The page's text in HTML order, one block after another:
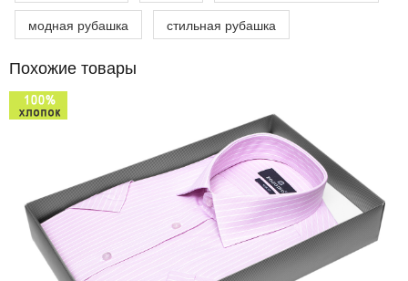
модная рубашка стильная рубашка
Похожие товары